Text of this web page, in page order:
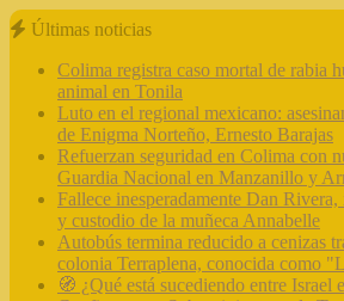
Últimas noticias
Colima registra caso mortal de rabia
animal en Tonila
Luto en el regional mexicano:
de Enigma Norteño, Ernesto Barajas
Refuerzan seguridad en Colima con
Guardia Nacional en Manzanillo y
Fallece inesperadamente Dan
y custodio de la muñeca Annabelle
Autobús termina reducido a cenizas
colonia Terraplena, conocida como
🧭 ¿Qué está sucediendo entre Israel